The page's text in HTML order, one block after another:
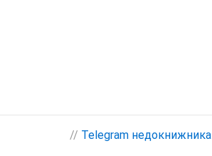
// Telegram недокнижника